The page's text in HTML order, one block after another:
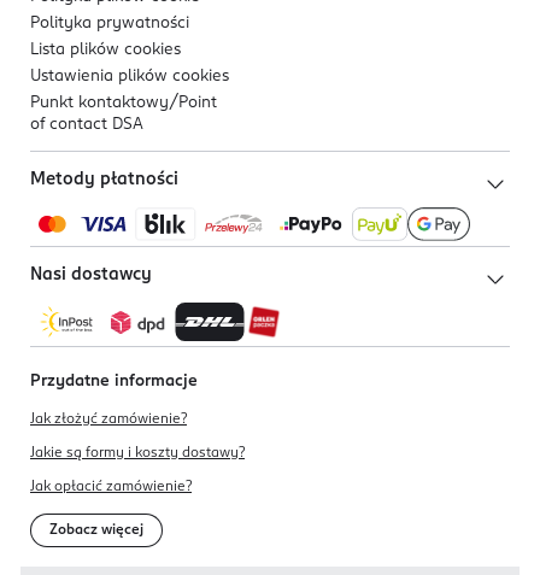
Polityka prywatności
Lista plików cookies
Ustawienia plików cookies
Punkt kontaktowy/ Point
of contact DSA
Metody płatności
Nasi dostawcy
Przydatne informacje
Jak złożyć zamówienie?
Jakie są formy i koszty dostawy?
Jak opłacić zamówienie?
Zobacz więcej